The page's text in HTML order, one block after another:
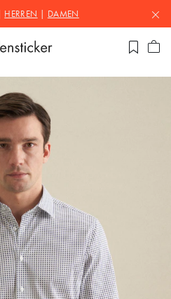
HERREN DAMEN